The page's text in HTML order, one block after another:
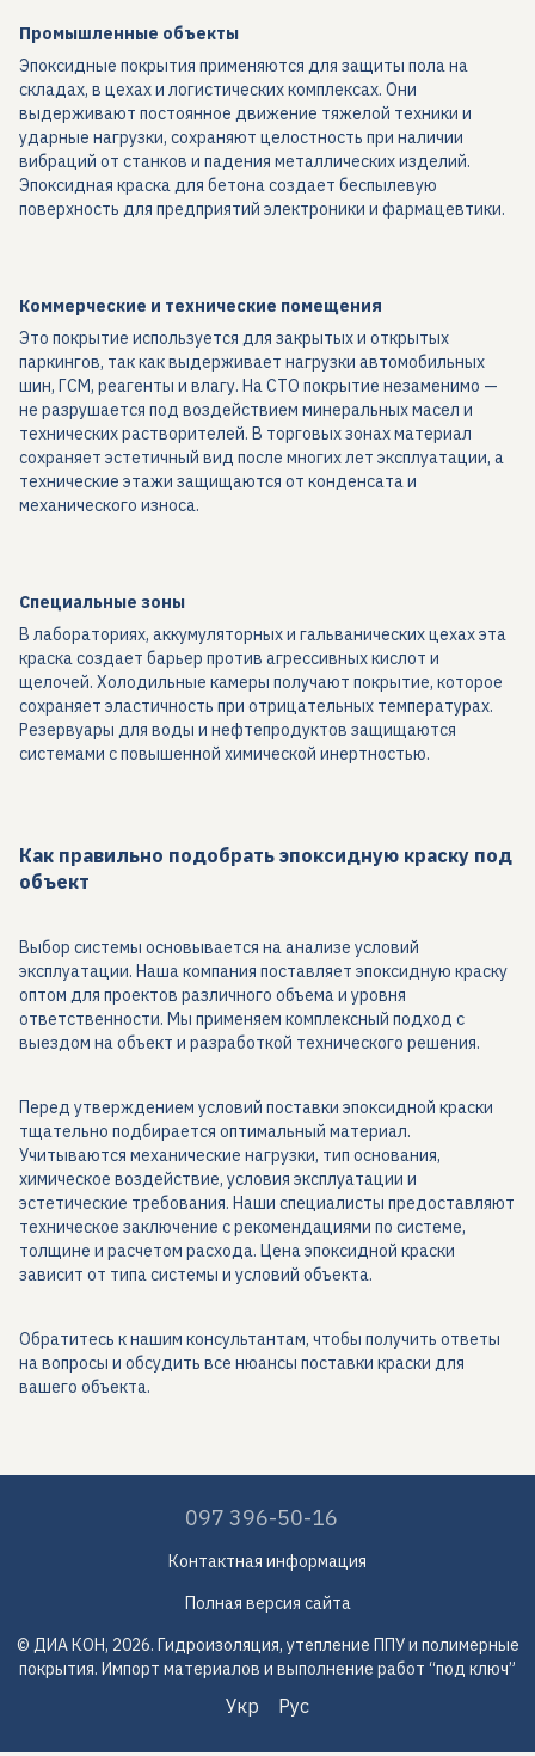
Промышленные объекты
Эпоксидные покрытия применяются для защиты пола на
складах, в цехах и логистических комплексах. Они
выдерживают постоянное движение тяжелой техники и
ударные нагрузки, сохраняют целостность при наличии
вибраций от станков и падения металлических изделий.
Эпоксидная краска для бетона создает беспылевую
поверхность для предприятий электроники и фармацевтики.
Коммерческие и технические помещения
Это покрытие используется для закрытых и открытых
паркингов, так как выдерживает нагрузки автомобильных
шин, ГСМ, реагенты и влагу. На СТО покрытие незаменимо —
не разрушается под воздействием минеральных масел и
технических растворителей. В торговых зонах материал
сохраняет эстетичный вид после многих лет эксплуатации, а
технические этажи защищаются от конденсата и
механического износа.
Специальные зоны
В лабораториях, аккумуляторных и гальванических цехах эта
краска создает барьер против агрессивных кислот и
щелочей. Холодильные камеры получают покрытие, которое
сохраняет эластичность при отрицательных температурах.
Резервуары для воды и нефтепродуктов защищаются
системами с повышенной химической инертностью.
Как правильно подобрать эпоксидную краску под
объект
Выбор системы основывается на анализе условий
эксплуатации. Наша компания поставляет эпоксидную краску
оптом для проектов различного объема и уровня
ответственности. Мы применяем комплексный подход с
выездом на объект и разработкой технического решения.
Перед утверждением условий поставки эпоксидной краски
тщательно подбирается оптимальный материал.
Учитываются механические нагрузки, тип основания,
химическое воздействие, условия эксплуатации и
эстетические требования. Наши специалисты предоставляют
техническое заключение с рекомендациями по системе,
толщине и расчетом расхода. Цена эпоксидной краски
зависит от типа системы и условий объекта.
Обратитесь к нашим консультантам, чтобы получить ответы
на вопросы и обсудить все нюансы поставки краски для
вашего объекта.
097 396-50-16
Контактная информация
Полная версия сайта
© ДИА КОН, 2026. Гидроизоляция, утепление ППУ и полимерные
покрытия. Импорт материалов и выполнение работ “под ключ”
Укр Рус